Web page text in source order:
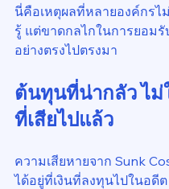
นี่คือเหตุผลที่หลายองค์กรไ
รู้ แต่ขาดกลไกในการยอมรั
อย่างตรงไปตรงมา
ต้นทุนที่น่ากลัว ไ
ที่เสียไปแล้ว
ความเสียหายจาก Sunk
ได้อยู่ที่เงินที่ลงทุนไปในอดีต